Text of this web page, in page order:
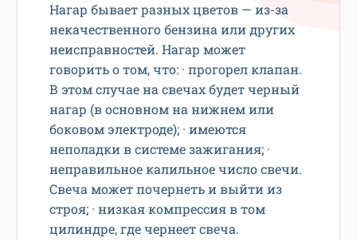
Нагар бывает разных цветов — из-за
некачественного бензина или других
неисправностей. Нагар может
говорить о том, что: · прогорел клапан.
В этом случае на свечах будет черный
нагар (в основном на нижнем или
боковом электроде); · имеются
неполадки в системе зажигания; ·
неправильное калильное число свечи.
Свеча может почернеть и выйти из
строя; · низкая компрессия в том
цилиндре, где чернеет свеча.